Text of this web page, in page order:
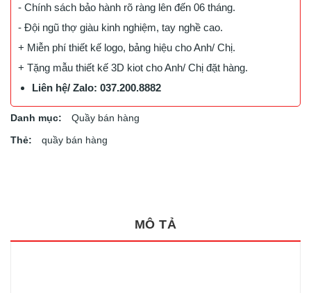
- Chính sách bảo hành rõ ràng lên đến 06 tháng.
- Đội ngũ thợ giàu kinh nghiệm, tay nghề cao.
+ Miễn phí thiết kế logo, bảng hiệu cho Anh/ Chị.
+ Tặng mẫu thiết kế 3D kiot cho Anh/ Chị đặt hàng.
Liên hệ/ Zalo: 037.200.8882
Danh mục:
Quầy bán hàng
Thẻ:
quầy bán hàng
MÔ TẢ